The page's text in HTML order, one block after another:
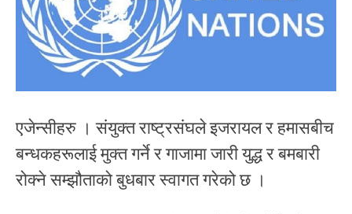
एजेन्सीहरु । संयुक्त राष्ट्रसंघले इजरायल र हमासबीच
बन्धकहरूलाई मुक्त गर्ने र गाजामा जारी युद्ध र बमबारी
रोक्ने सम्झौताको बुधबार स्वागत गरेको छ ।